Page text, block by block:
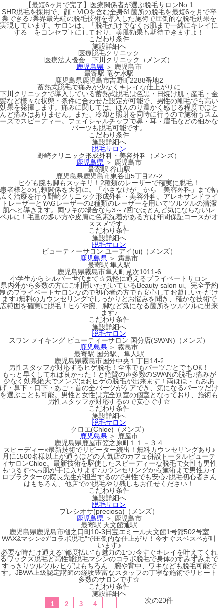
【最短6ヶ月で完了】医療関係者が選ぶ脱毛サロンNo.1
SHR脱毛を採用で、顔・VIOを含む全身61箇所の脱毛を最短6ヶ月で卒
業できる♪業界最先端の脱毛技術を導入した施術で圧倒的な脱毛効果を
実現しています。サロンは、「脱毛だけでなくお肌まで一緒にキレイに
する」をコンセプトにしており、美肌効果も期待できますよ！
こだわり条件
施設詳細へ
医療脱毛クリニック
医療法人優会 下川クリニック（メンズ）
鹿児島県 ＞ 鹿児島市
最寄駅 竜ケ水駅
鹿児島県鹿児島市吉野町2288番地2
蓄熱式脱毛で痛みが少なくキレイな仕上がりに
下川クリニックで導入している蓄熱式脱毛は色黒・日焼け肌・産毛・金
髪など様々な状態・条件に合わせた設定が可能で、男性の剛毛でも高い
効果を発揮します。痛みに関しては、ほんのり温かく感じる程度でほと
んど痛みはありません。また、冷却と照射を同時に行うので施術もスム
ーズでスピーディー。フェイシャルチップで鼻・耳・眉毛などの細かな
パーツも脱毛可能です。
こだわり条件
施設詳細へ
脱毛サロン
野崎クリニック形成外科・美容外科（メンズ）
鹿児島県 ＞ 鹿児島市
最寄駅 谷山駅
鹿児島県鹿児島市東谷山5丁目27-2
ヒゲも腕も脚もスッキリ！2種類のレーザーで確実に脱毛！
患者様との信頼関係を大切に。「小さなけが」から「美容外科」まで幅
広く治療を行う野崎クリニック形成外科・美容外科。アレキサンドライ
トレーザーとYAGレーザーの2種類のレーザーを用いてツルツルの清潔
肌へと導きます。両ワキの場合なら3～7回でほとんど気にならないレ
ベルに！毛量の多い方や皮膚に色素沈着がある方は年間保証コースがオ
ススメです。
こだわり条件
施設詳細へ
脱毛サロン
ビューティーサロン ユーアイ(ui)（メンズ）
鹿児島県 ＞ 霧島市
最寄駅 隼人駅
鹿児島県霧島市隼人町見次1011-6
小学生からシルバー世代まで☆気軽に通えるプライベートサロン
県内外から多数の方にご利用いただいているBeauty salon ui。完全予約
制のプライベートサロンなので初心者の方でも安心してお越しいただけ
ます♪無料のカウンセリングでしっかりとお悩みを聞き、確かな技術で
広範囲を確実に脱毛！ヒゲや腕、脚など気になる箇所をツルツルに出来
ます♪
こだわり条件
施設詳細へ
脱毛サロン
スワン メイキング ビューティーサロン 国分店(SWAN)（メンズ）
鹿児島県 ＞ 霧島市
最寄駅 国分駅、隼人駅
鹿児島県霧島市国分中央１丁目14-2
男性スタッフが対応するヒゲ脱毛！全体でもパーツごとでもOK！
もっと早くしてれば良かった！と絶賛の声多数のSWANの脱毛♪痛みが
少なく効果絶大でメンズはおヒゲの脱毛が出来ます！両ほほ・もみあ
げ・鼻下・口下・あご・首の全パーツがケアでき、気になるパーツだけ
を選ぶことも可能。男性と女性は完全別室の個室となっており、施術も
男性スタッフが対応するので安心です☆
こだわり条件
施設詳細へ
脱毛サロン
クロエ(Chloe)（メンズ）
鹿児島県 ＞ 鹿屋市
鹿児島県鹿屋市笠之原町１１－３４
スピーディー×最新技術でリピーター続出！無料カウンセリングあり♪
月に1500名様以上が通うほどの人気店のカフェ併設トータルビューテ
ィサロンChloe。最新技術を駆使したスピーディーな脱毛で女性も男性
もつるすべお肌が手に入ります♪カウンセリングから施術まで男性カイ
ロプラクターの院長先生が担当するので男性でも安心♪脱毛初心者さん
はもちろん、他店での脱毛やり残しもお任せください！
こだわり条件
施設詳細へ
脱毛サロン
プレシオサ(preciosa)（メンズ）
鹿児島県 ＞ 鹿児島市
最寄駅 天文館通駅
鹿児島県鹿児島市樋之口町10-3日宝エミール天文館1号館502号室
WAX&マシンの"コラボ脱毛"で圧倒的な仕上がり！今すぐスベスベが叶
います♪
必要な時だけ通える"都度払い"も魅力の1つ♪今すぐキレイを叶えてくれ
るワックス脱毛と高性能脱毛マシンのコラボ脱毛で身体のすみずみまで
すっきりツルツル♪ヒゲはもちろん、腕や背中、ワキなども脱毛可能で
す。JBWA上級認定講師の経験豊富なスタッフの丁寧な施術でリピート
多数のサロンです☆
こだわり条件
施設詳細へ
1 2 3 4 次の20件